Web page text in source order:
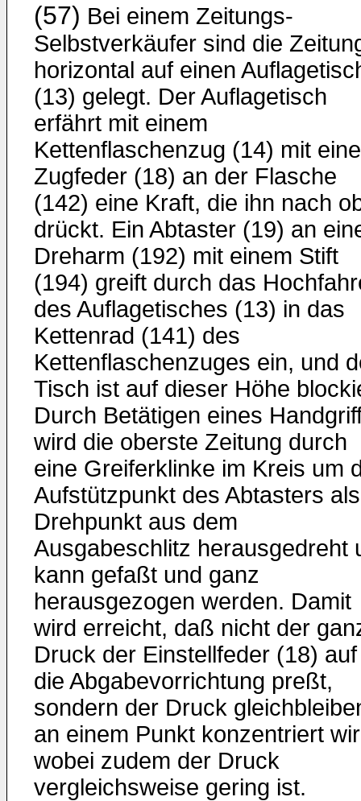
(57) Bei einem Zeitungs-
Selbstverkäufer sind die
horizontal auf einen
(13) gelegt. Der Auflagetisch
erfährt mit einem
Kettenflaschenzug (14) mit
Zugfeder (18) an der Flasche
(142) eine Kraft, die ihn nach
drückt. Ein Abtaster (19) an
Dreharm (192) mit einem Stift
(194) greift durch das
des Auflagetisches (13) in das
Kettenrad (141) des
Kettenflaschenzuges ein, und
Tisch ist auf dieser Höhe
Durch Betätigen eines
wird die oberste Zeitung durch
eine Greiferklinke im Kreis um
Aufstützpunkt des Abtasters als
Drehpunkt aus dem
Ausgabeschlitz herausgedreht
kann gefaßt und ganz
herausgezogen werden. Damit
wird erreicht, daß nicht der
Druck der Einstellfeder (18) auf
die Abgabevorrichtung preßt,
sondern der Druck
an einem Punkt konzentriert
wobei zudem der Druck
vergleichsweise gering ist.